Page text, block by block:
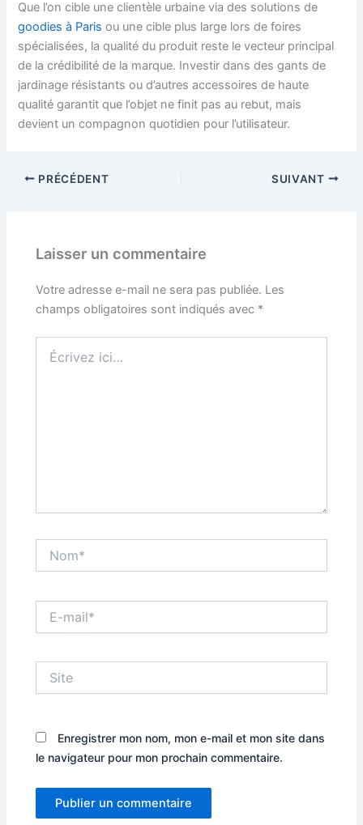
Que l’on cible une clientèle urbaine via des solutions de
goodies à Paris ou une cible plus large lors de foires
spécialisées, la qualité du produit reste le vecteur principal
de la crédibilité de la marque. Investir dans des gants de
jardinage résistants ou d’autres accessoires de haute
qualité garantit que l’objet ne finit pas au rebut, mais
devient un compagnon quotidien pour l’utilisateur.
PRÉCÉDENT SUIVANT
Laisser un commentaire
Votre adresse e-mail ne sera pas publiée. Les
champs obligatoires sont indiqués avec *
ici…
mail*
Enregistrer mon nom, mon e-mail et mon site dans
le navigateur pour mon prochain commentaire.